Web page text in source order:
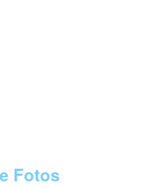
Fotos